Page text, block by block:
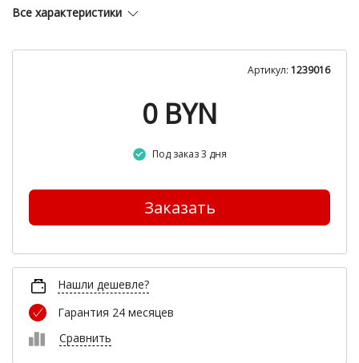
Все характеристики
Артикул: 1239016
0 BYN
Под заказ 3 дня
Заказать
Нашли дешевле?
Гарантия 24 месяцев
Сравнить